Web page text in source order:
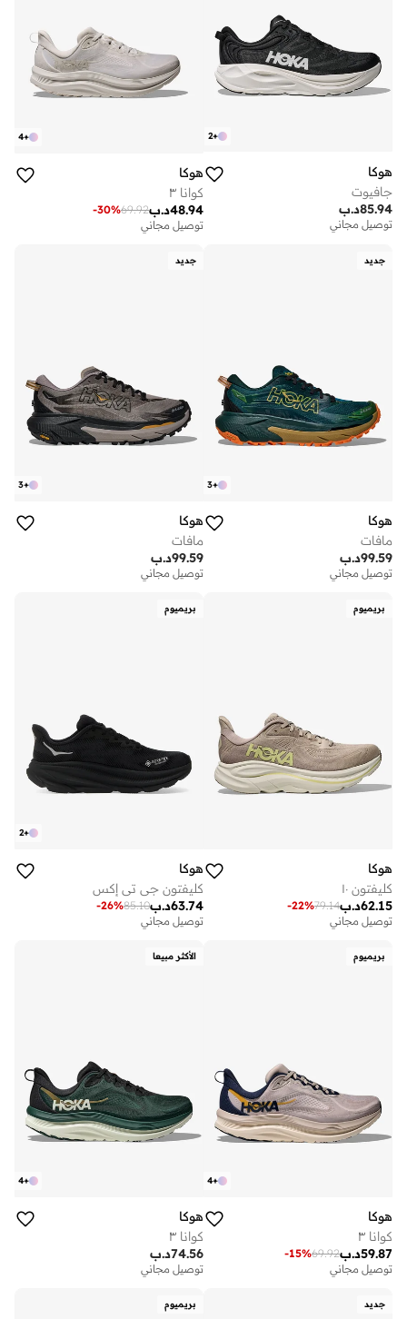
+
2
هوكا
جافيوت
د.ب85.94
توصيل مجاني
+
4
هوكا
كوانا ٣
د.ب48.94
69.92
-30%
توصيل مجاني
جديد
+
3
هوكا
مافات
د.ب99.59
توصيل مجاني
جديد
+
3
هوكا
مافات
د.ب99.59
توصيل مجاني
بريميوم
هوكا
كليفتون ١٠
د.ب62.15
79.14
-22%
توصيل مجاني
بريميوم
+
2
هوكا
كليفتون جي تي إكس
د.ب63.74
85.10
-26%
توصيل مجاني
بريميوم
+
4
هوكا
كوانا ٣
د.ب59.87
69.92
-15%
توصيل مجاني
الأكثر مبيعا
+
4
هوكا
كوانا ٣
د.ب74.56
توصيل مجاني
جديد بريميوم